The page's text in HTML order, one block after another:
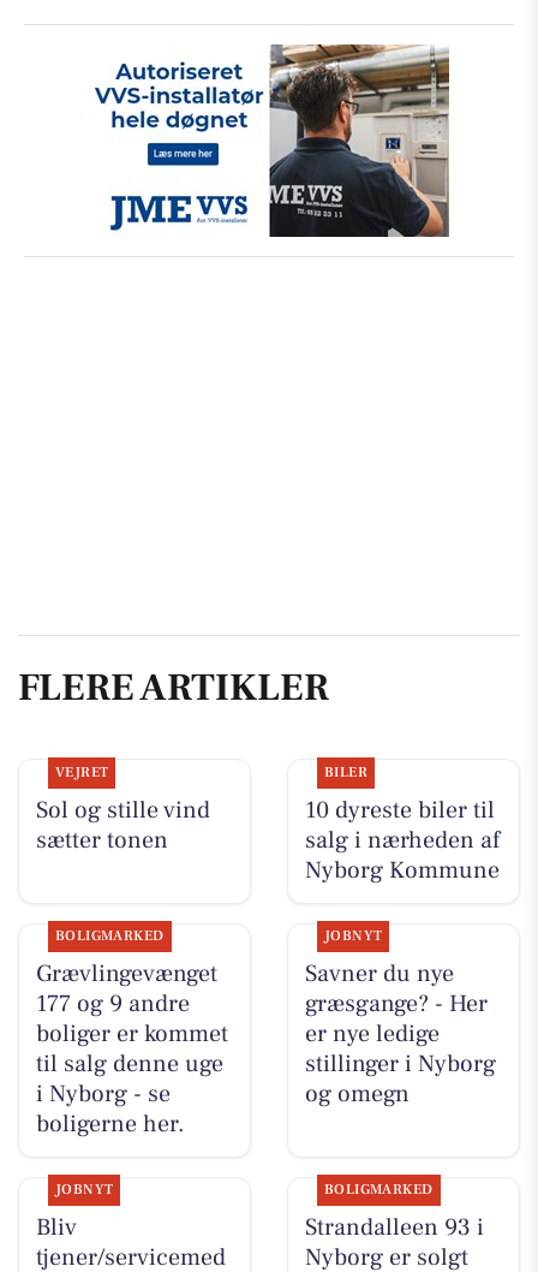
FLERE ARTIKLER
VEJRET
Sol og stille vind
sætter tonen
BILER
10 dyreste biler til
salg i nærheden af
Nyborg Kommune
BOLIGMARKED
Grævlingevænget
177 og 9 andre
boliger er kommet
til salg denne uge
i Nyborg - se
boligerne her.
JOBNYT
Savner du nye
græsgange? - Her
er nye ledige
stillinger i Nyborg
og omegn
JOBNYT
Bliv
tjener/servicemed
BOLIGMARKED
Strandalleen 93 i
Nyborg er solgt